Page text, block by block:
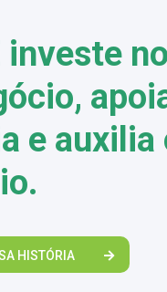
investe no
e auxilia
HISTÓRIA